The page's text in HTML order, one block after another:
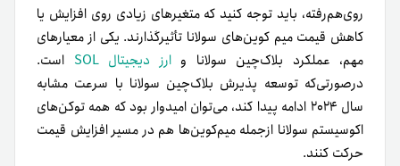
روی‌هم‌رفته، باید توجه کنید که متغیرهای زیادی روی افزایش یا
کاهش قیمت میم کوین‌های سولانا تأثیرگذارند. یکی از معیارهای
مهم، عملکرد بلاک‌چین سولانا وارز دیجیتال SOL
است.
در‌صورتی‌که توسعه پذیرش بلاک‌چین سولانا با سرعت مشابه
سال ۲۰۲۴ ادامه پیدا کند، می‌توان امیدوار بود که همه توکن‌های
اکوسیستم سولانا از‌جمله میم‌کوین‌ها هم در مسیر افزایش قیمت
حرکت کنند.